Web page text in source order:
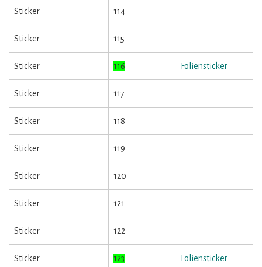
Sticker 114
Sticker 115
Sticker 116 Foliensticker
Sticker 117
Sticker 118
Sticker 119
Sticker 120
Sticker 121
Sticker 122
Sticker 123 Foliensticker